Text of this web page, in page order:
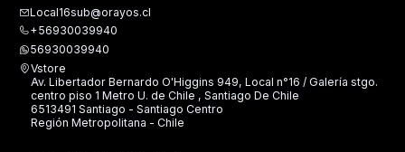
Local16sub@orayos.cl
+56930039940
56930039940
Vstore
Av. Libertador Bernardo O'Higgins 949, Local n°16 / Galería stgo.
centro piso 1 Metro U. de Chile , Santiago De Chile
6513491 Santiago - Santiago Centro
Región Metropolitana - Chile